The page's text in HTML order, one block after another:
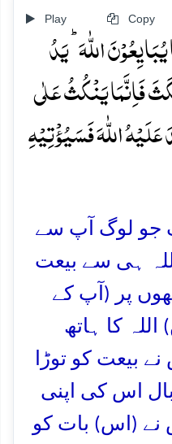
Play Copy
اللّٰہَ ؕ یَدُ
فَاِنَّمَا یَنۡکُثُ عَلٰی
اللّٰہَ فَسَیُؤۡتِیۡہِ
جو لوگ آپ سے
ہی سے بیعت
پر (آپ کے
کا ہاتھ
بیعت کو توڑا
اس کی اپنی
نے (اس) بات کو